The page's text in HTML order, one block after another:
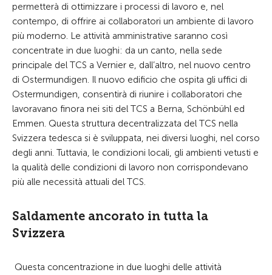
permetterà di ottimizzare i processi di lavoro e, nel
contempo, di offrire ai collaboratori un ambiente di lavoro
più moderno. Le attività amministrative saranno così
concentrate in due luoghi: da un canto, nella sede
principale del TCS a Vernier e, dall’altro, nel nuovo centro
di Ostermundigen. Il nuovo edificio che ospita gli uffici di
Ostermundigen, consentirà di riunire i collaboratori che
lavoravano finora nei siti del TCS a Berna, Schönbühl ed
Emmen. Questa struttura decentralizzata del TCS nella
Svizzera tedesca si è sviluppata, nei diversi luoghi, nel corso
degli anni. Tuttavia, le condizioni locali, gli ambienti vetusti e
la qualità delle condizioni di lavoro non corrispondevano
più alle necessità attuali del TCS.
Saldamente ancorato in tutta la
Svizzera
Questa concentrazione in due luoghi delle attività